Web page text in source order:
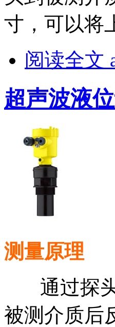
寸，可以将
阅读全文
超声波液
测量原理
通过探头
被测介质后